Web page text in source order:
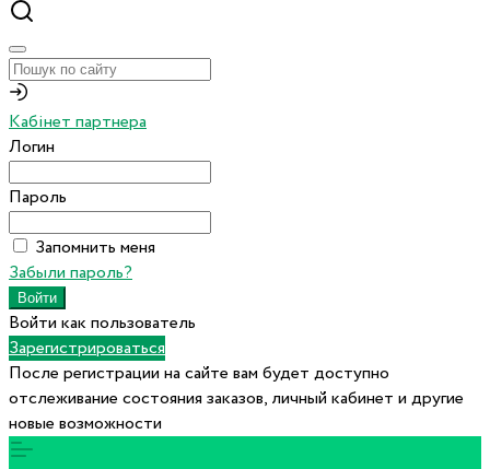
Кабінет партнера
Логин
Пароль
Запомнить меня
Забыли пароль?
Войти как пользователь
Зарегистрироваться
После регистрации на сайте вам будет доступно
отслеживание состояния заказов, личный кабинет и другие
новые возможности